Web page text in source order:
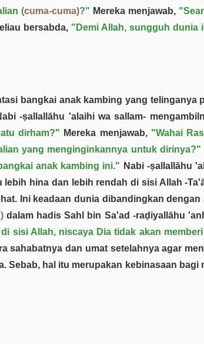
(cuma-cuma)?" Mereka menjawab,
bersabda, "Demi Allah, sungguh dunia
bangkai anak kambing yang telinganya
-ṣallallāhu 'alaihi wa sallam-
dirham?" Mereka menjawab, "Wahai
yang menginginkannya untuk dirinya?"
anak kambing ini." Nabi -ṣallallāhu
hina dan lebih rendah di sisi Allah -
Ini keadaan dunia dibandingkan dengan
dalam hadis Sahl bin Sa'ad -raḍiyallāhu
sisi Allah, niscaya Dia tidak akan
sahabatnya dan umat setelahnya agar
Sebab, hal itu merupakan kebinasaan bagi